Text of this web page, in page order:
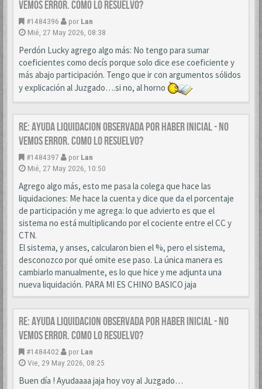
VEMOS ERROR. COMO LO RESUELVO?
#1484396 por Lan
Mié, 27 May 2026, 08:38
Perdón Lucky agrego algo más: No tengo para sumar
coeficientes como decís porque solo dice ese coeficiente y
más abajo participación. Tengo que ir con argumentos sólidos
y explicación al Juzgado….si no, al horno
Re: AYUDA LIQUIDACION OBSERVADA POR HABER INICIAL - NO
VEMOS ERROR. COMO LO RESUELVO?
#1484397 por Lan
Mié, 27 May 2026, 10:50
Agrego algo más, esto me pasa la colega que hace las
liquidaciones: Me hace la cuenta y dice que da el porcentaje
de participación y me agrega: lo que advierto es que el
sistema no está multiplicando por el cociente entre el CC y
CTN.
El sistema, y anses, calcularon bien el %, pero el sistema,
desconozco por qué omite ese paso. La única manera es
cambiarlo manualmente, es lo que hice y me adjunta una
nueva liquidación. PARA MI ES CHINO BASICO jaja
Re: AYUDA LIQUIDACION OBSERVADA POR HABER INICIAL - NO
VEMOS ERROR. COMO LO RESUELVO?
#1484402 por Lan
Vie, 29 May 2026, 08:25
Buen día ! Ayudaaaa jaja hoy voy al Juzgado…